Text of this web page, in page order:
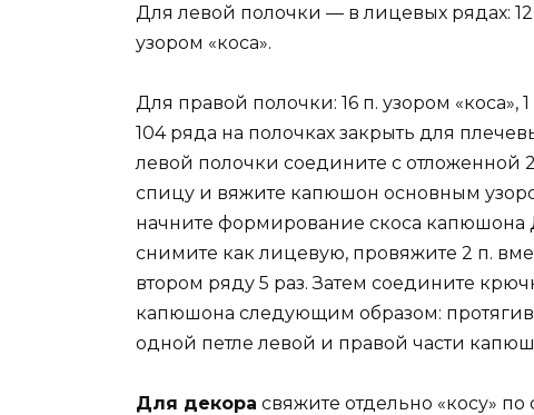
Для левой полочки — в лицевых рядах:
узором «коса».
Для правой полочки: 16 п. узором «коса»,
104 ряда на полочках закрыть для
левой полочки соедините с отложенной
спицу и вяжите капюшон основным
начните формирование скоса капюшона
снимите как лицевую, провяжите 2 п.
втором ряду 5 раз. Затем соедините
капюшона следующим образом:
одной петле левой и правой части
Для декора свяжите отдельно «косу»